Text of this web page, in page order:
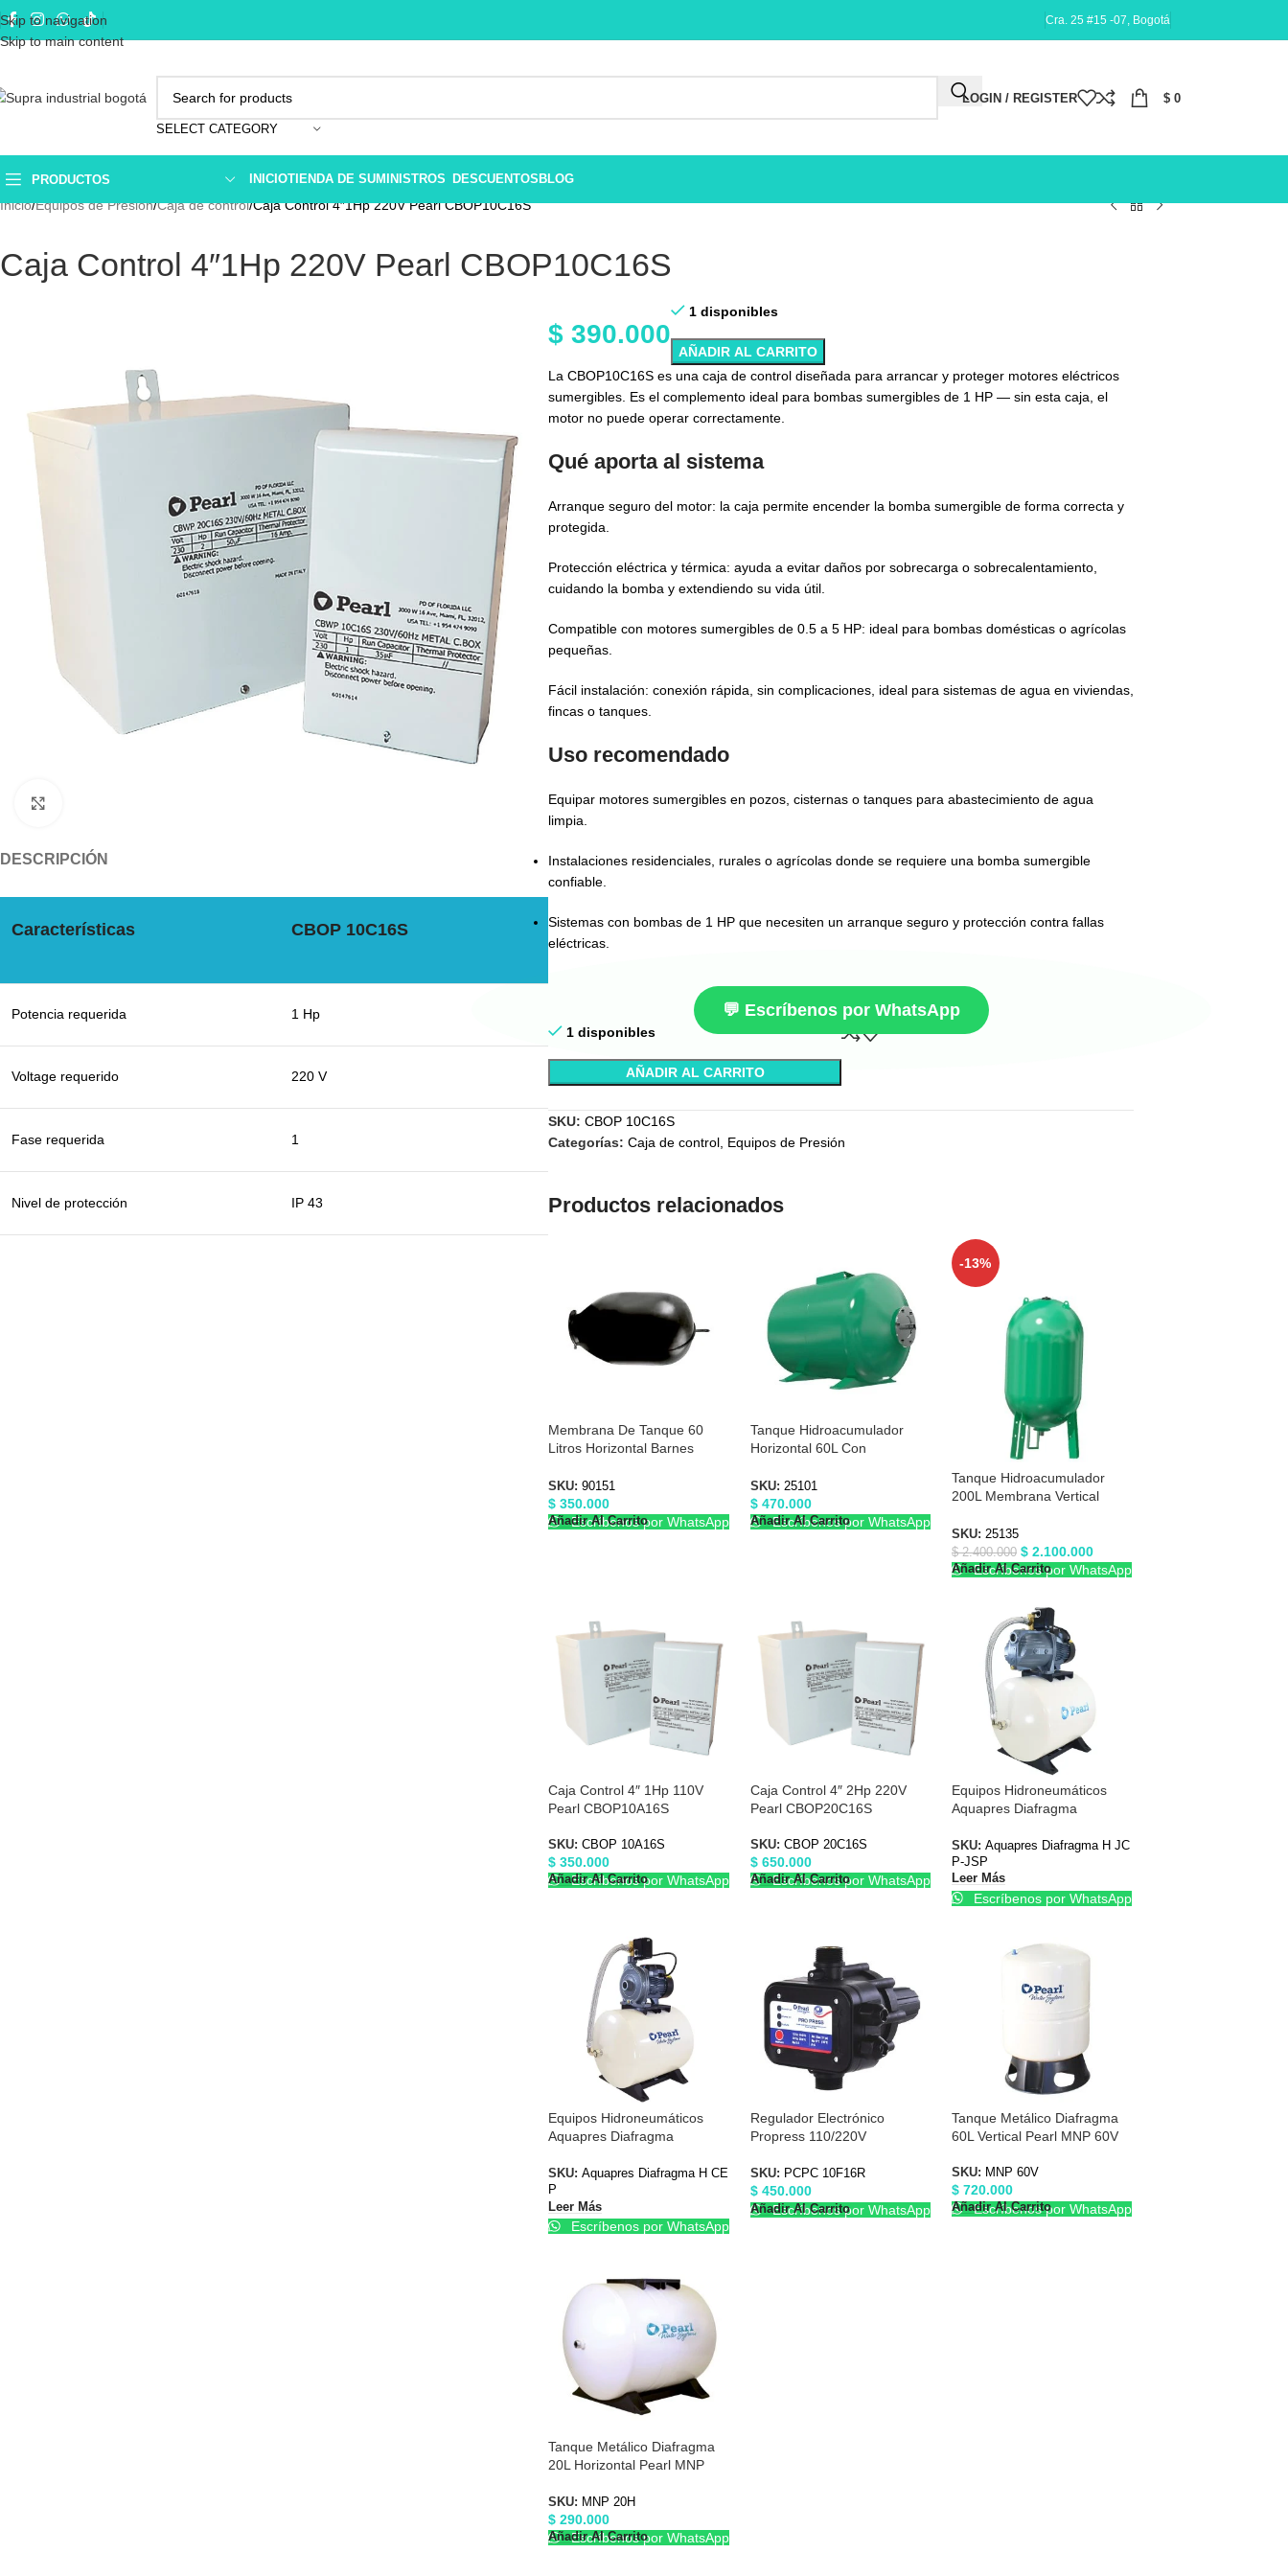
Skip to navigation
Skip to main content
Cra. 25 #15 -07, Bogotá
SELECT CATEGORY
LOGIN / REGISTER $ 0
PRODUCTOS INICIOTIENDA DE SUMINISTROS DESCUENTOS BLOG
Inicio Equipos de Presión Caja de control Caja Control 4″1Hp 220V Pearl CBOP10C16S
Caja Control 4″1Hp 220V Pearl CBOP10C16S
DESCRIPCIÓN
Características CBOP 10C16S
Potencia requerida 1 Hp
Voltage requerido 220 V
Fase requerida 1
Nivel de protección IP 43
$ 390.000
1 disponibles
AÑADIR AL CARRITO
La CBOP10C16S es una caja de control diseñada para arrancar y proteger motores eléctricos
sumergibles. Es el complemento ideal para bombas sumergibles de 1 HP — sin esta caja, el
motor no puede operar correctamente.
Qué aporta al sistema
Arranque seguro del motor: la caja permite encender la bomba sumergible de forma correcta y
protegida.
Protección eléctrica y térmica: ayuda a evitar daños por sobrecarga o sobrecalentamiento,
cuidando la bomba y extendiendo su vida útil.
Compatible con motores sumergibles de 0.5 a 5 HP: ideal para bombas domésticas o agrícolas
pequeñas.
Fácil instalación: conexión rápida, sin complicaciones, ideal para sistemas de agua en viviendas,
fincas o tanques.
Uso recomendado
Equipar motores sumergibles en pozos, cisternas o tanques para abastecimiento de agua
limpia.
Instalaciones residenciales, rurales o agrícolas donde se requiere una bomba sumergible
confiable.
Sistemas con bombas de 1 HP que necesiten un arranque seguro y protección contra fallas
eléctricas.
💬 Escríbenos por WhatsApp
1 disponibles
AÑADIR AL CARRITO
SKU:CBOP 10C16S
Categorías: Caja de control Equipos de Presión
Productos relacionados
Membrana De Tanque 60
Litros Horizontal Barnes
SKU:90151
$ 350.000
Añadir Al Carrito
Escríbenos por WhatsApp
Tanque Hidroacumulador
Horizontal 60L Con
SKU: 25101
$470.000
Añadir Al Carrito
Escríbenos por WhatsApp
-13%
Tanque Hidroacumulador
200L Membrana Vertical
SKU: 25135
$2.400.000 $2.100.000
Añadir Al Carrito
Escríbenos por WhatsApp
Caja Control 4″ 1Hp 110V
Pearl CBOP10A16S
SKU:CBOP 10A16S
$ 350.000
Añadir Al Carrito
Escríbenos por WhatsApp
Caja Control 4″ 2Hp 220V
Pearl CBOP20C16S
SKU: CBOP 20C16S
$650.000
Añadir Al Carrito
Escríbenos por WhatsApp
Equipos Hidroneumáticos
Aquapres Diafragma
SKU: Aquapres Diafragma H JC
P-JSP
Leer Más
Escríbenos por WhatsApp
Equipos Hidroneumáticos
Aquapres Diafragma
SKU:Aquapres Diafragma H CE
P
Leer Más
Escríbenos por WhatsApp
Regulador Electrónico
Propress 110/220V
SKU: PCPC 10F16R
$450.000
Añadir Al Carrito
Escríbenos por WhatsApp
Tanque Metálico Diafragma
60L Vertical Pearl MNP 60V
SKU: MNP 60V
$720.000
Añadir Al Carrito
Escríbenos por WhatsApp
Tanque Metálico Diafragma
20L Horizontal Pearl MNP
SKU: MNP 20H
$ 290.000
Añadir Al Carrito
Escríbenos por WhatsApp